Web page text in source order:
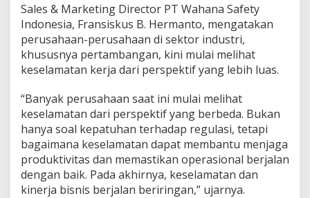
Sales & Marketing Director PT Wahana Safety
Indonesia, Fransiskus B. Hermanto, mengatakan
perusahaan-perusahaan di sektor industri,
khususnya pertambangan, kini mulai melihat
keselamatan kerja dari perspektif yang lebih luas.
“Banyak perusahaan saat ini mulai melihat
keselamatan dari perspektif yang berbeda. Bukan
hanya soal kepatuhan terhadap regulasi, tetapi
bagaimana keselamatan dapat membantu menjaga
produktivitas dan memastikan operasional berjalan
dengan baik. Pada akhirnya, keselamatan dan
kinerja bisnis berjalan beriringan,” ujarnya.